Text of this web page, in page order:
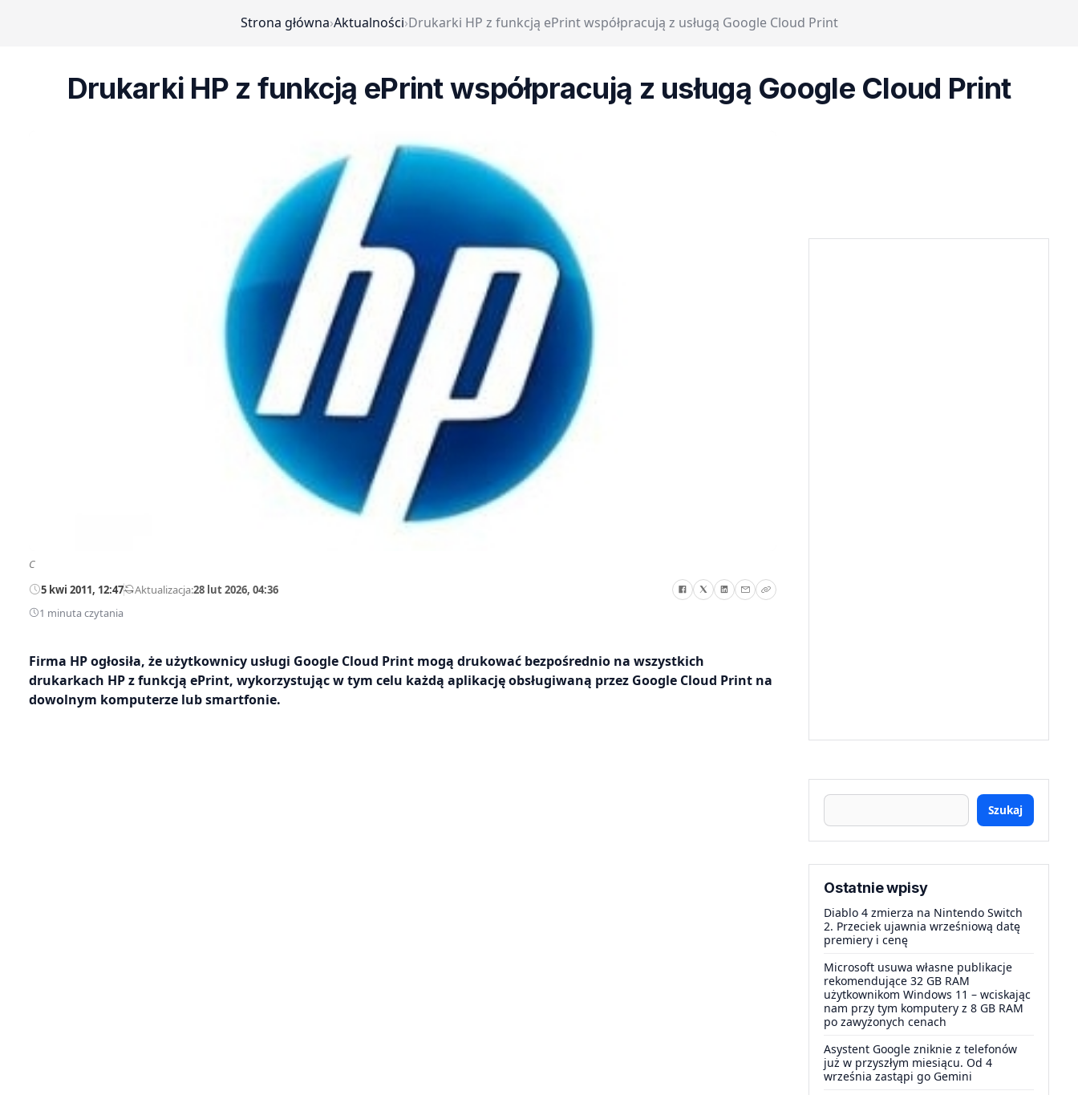
Strona główna›Aktualności›Drukarki HP z funkcją ePrint współpracują z usługą Google Cloud Print
Drukarki HP z funkcją ePrint współpracują z usługą Google Cloud Print
C
5 kwi 2011, 12:47—Aktualizacja:28 lut 2026, 04:36
1 minuta czytania
Firma HP ogłosiła, że użytkownicy usługi Google Cloud Print mogą drukować bezpośrednio na wszystkich
drukarkach HP z funkcją ePrint, wykorzystując w tym celu każdą aplikację obsługiwaną przez Google Cloud Print na
dowolnym komputerze lub smartfonie.
Szukaj
Ostatnie wpisy
Diablo 4 zmierza na Nintendo Switch
2. Przeciek ujawnia wrześniową datę
premiery i cenę
Microsoft usuwa własne publikacje
rekomendujące 32 GB RAM
użytkownikom Windows 11 – wciskając
nam przy tym komputery z 8 GB RAM
po zawyżonych cenach
Asystent Google zniknie z telefonów
już w przyszłym miesiącu. Od 4
września zastąpi go Gemini